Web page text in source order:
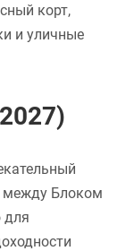
корт,
и уличные
между Блоком
для